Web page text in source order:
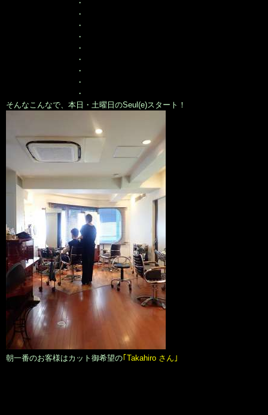
・
・
・
・
・
・
・
・
・
そんなこんなで、本日・土曜日のSeul(e)スタート！
朝一番のお客様はカット御希望の｢Takahiro さん｣